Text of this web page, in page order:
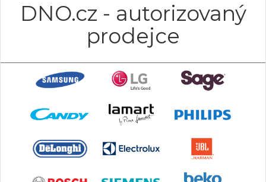
DNO.cz - autorizovaný
prodejce